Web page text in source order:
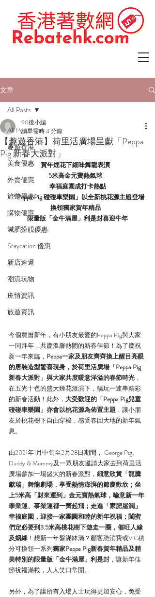
文章
All Posts
趣遊香港
美食優惠
外賣優惠
旅遊優惠
購物優惠
減肥扮靚優惠
Staycation 優惠
新店速遞
潮流玩物
疫情資訊
旅遊資訊
All Posts
【趣遊香港】荷里活廣場呈獻「Peppa
Pig 新春大派對」
90後小編
讀畢需時 4 分鐘
賀年煙花下細味舞龍表演
5米高金元寶熱氣球
幸福庭園成打卡熱點
「Peppa Pig 碰碰車樂園」以全新桃花源主題登場
換領獨家賀年精品
限量版「金牛滿屋」利是封喜迎牛年
今個農曆新年，有小朋友最愛的Peppa Pig與大家
一同拜年，共慶溫馨熱閙的新春佳節！為了慶祝
新一年來臨， Peppa一家及朋友齊齊換上醒目亮眼
的唐裝造型驚喜現身，於荷里活廣場「Peppa Pig
新春大派對」與大家共度暖意洋溢的春節時光 ，
在五光十色的盛大煙花滙演下，暢玩一連串精彩
的新春活動！此外， 大受歡迎的「Peppa Pig兒童
碰碰車樂園」亦會以桃花源為佈置主題 ，讓小朋
友於桃花樹下自由穿梭，感受春回大地的新年氣
息。
由2021年1月中旬至2月28日期間， George Pig、
Daddy & Mummy及一眾朋友邀請大家去到荷里活
廣場參加一場盛大的新春派對， 細意欣賞「龍騰
獻瑞」舞龍劇場，享受熱情澎湃的節慶歡欣；坐
上5米高「財來運到」金元寶熱氣球，喻意新一年
學業運、事業運都一齊起飛；走進「家肥屋潤」
幸福庭園，迎接一家團圓和睦的新年祝福；閨蜜
們定必要到3.5米高桃花樹下遊走一圈，催旺人緣
及姻緣 ！想新一年盤滿缽滿？顧客憑消費或VIC積
分可換領一系列獨家Peppa Pig新春賀年精品及精
美特別的限量版「金牛滿屋」利是封 ，讓新年佳
節祝福滿載，人人笑口常開。
另外，為了讓所有入場人士玩得更加安心，免受